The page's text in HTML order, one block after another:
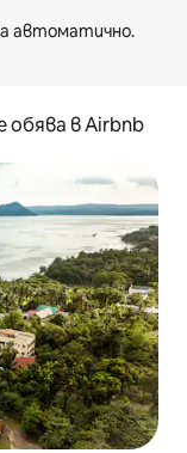
обява в Airbnb